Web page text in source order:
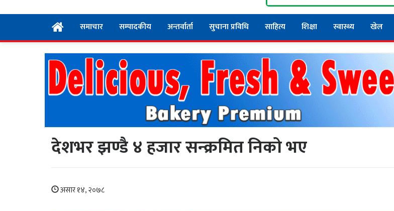
समाचार सम्पादकीय अन्तर्वार्ता सुचाना प्रविधि साहित्य शिक्षा स्वास्थ्य खेल
देशभर झण्डै ४ हजार सन्क्रमित निको भए
असार १४, २०७८